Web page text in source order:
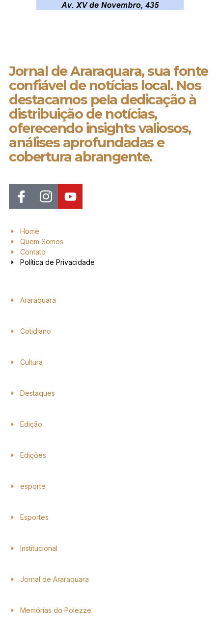
Jornal de Araraquara, sua fonte
confiável de notícias local. Nos
destacamos pela dedicação à
distribuição de notícias,
oferecendo insights valiosos,
análises aprofundadas e
cobertura abrangente.
Home
Quem Somos
Contato
Política de Privacidade
Araraquara
Cotidiano
Cultura
Destaques
Edição
Edições
esporte
Esportes
Institucional
Jornal de Araraquara
Memórias do Polezze